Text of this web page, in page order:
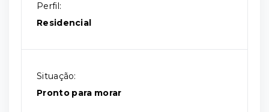
Perfil:
Residencial
Situação:
Pronto para morar